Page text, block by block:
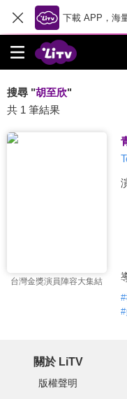
下載 APP，海
搜尋 "胡至欣"
共 1 筆結果
台灣金獎演員陣容大集結
#
#
關於 LiTV
版權聲明